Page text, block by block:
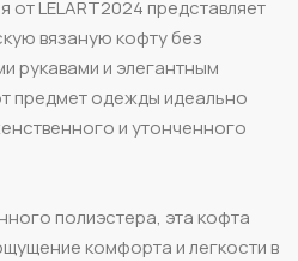
от LELART2024 представляет
вязаную кофту без
рукавами и элегантным
предмет одежды идеально
и утонченного
полиэстера, эта кофта
комфорта и легкости в